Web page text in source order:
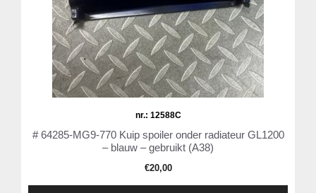
nr.: 12588C
# 64285-MG9-770 Kuip spoiler onder radiateur GL1200
– blauw – gebruikt (A38)
€20,00